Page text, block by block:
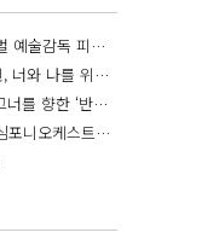
랑데뷰 드 라 무지크 페스티벌 예술감독 피아니스트 김혜진, 5년간의 여정을 돌아보며
연출가 김지선 & 배우 김조민, 너와 나를 위한 ‘모두의 숲’에서 만나는 동심
바리톤 김기훈 & 최인식, 바그너를 향한 ‘반지 원정대’를 앞두고
COVER STORY 지휘자·국립심포니오케스트라 제8대 음악감독 로베르토 아바도